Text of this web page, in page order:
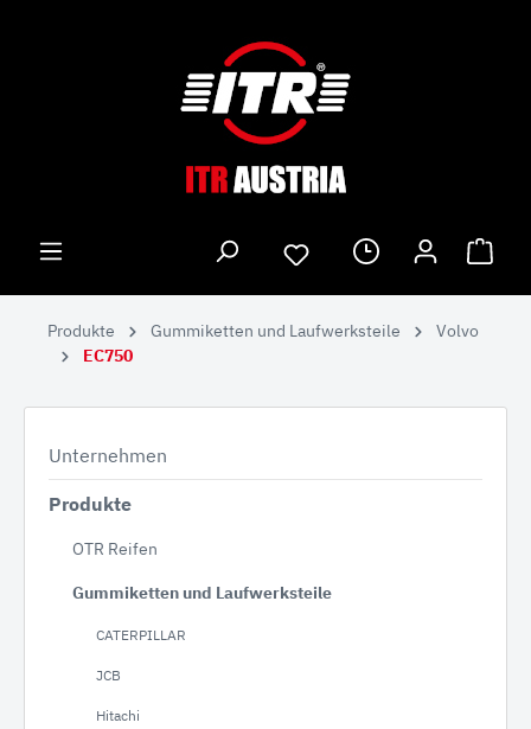
Produkte Gummiketten und Laufwerksteile
Volvo
EC750
Unternehmen
Produkte
OTR Reifen
Gummiketten und Laufwerksteile
CATERPILLAR
JCB
Hitachi